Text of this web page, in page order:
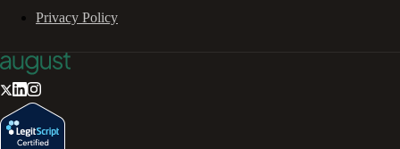
Privacy Policy